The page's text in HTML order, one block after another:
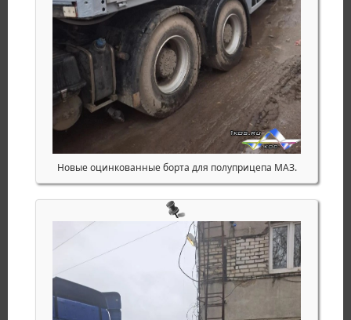
Новые оцинкованные борта для полуприцепа МАЗ.